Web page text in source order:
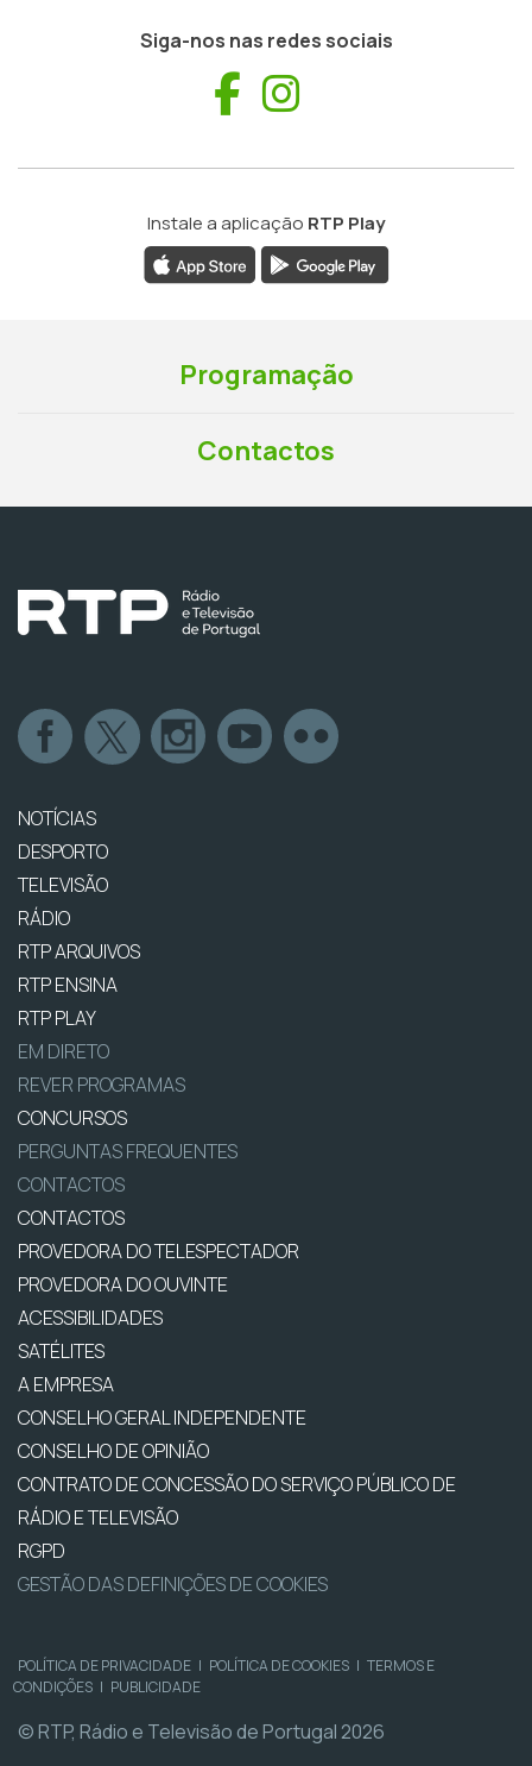
Siga-nos nas redes sociais
Facebook
Instale a aplicação RTP Play
Programação
Contactos
NOTÍCIAS
DESPORTO
TELEVISÃO
RÁDIO
RTP ARQUIVOS
RTP ENSINA
RTP PLAY
EM DIRETO
REVER PROGRAMAS
CONCURSOS
PERGUNTAS FREQUENTES
CONTACTOS
CONTACTOS
PROVEDORA DO TELESPECTADOR
PROVEDORA DO OUVINTE
ACESSIBILIDADES
SATÉLITES
A EMPRESA
CONSELHO GERAL INDEPENDENTE
CONSELHO DE OPINIÃO
CONTRATO DE CONCESSÃO DO SERVIÇO PÚBLICO DE
RÁDIO E TELEVISÃO
RGPD
GESTÃO DAS DEFINIÇÕES DE COOKIES
POLÍTICA DE PRIVACIDADE | POLÍTICA DE COOKIES | TERMOS E
CONDIÇÕES | PUBLICIDADE
© RTP, Rádio e Televisão de Portugal 2026